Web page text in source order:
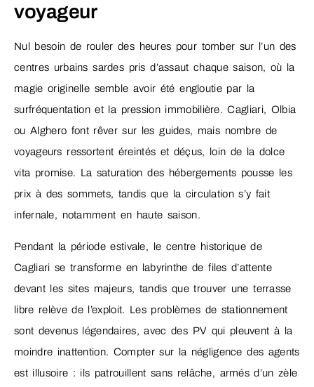
voyageur
Nul besoin de rouler des heures pour tomber sur l’un des
centres urbains sardes pris d’assaut chaque saison, où la
magie originelle semble avoir été engloutie par la
surfréquentation et la pression immobilière. Cagliari, Olbia
ou Alghero font rêver sur les guides, mais nombre de
voyageurs ressortent éreintés et déçus, loin de la dolce
vita promise. La saturation des hébergements pousse les
prix à des sommets, tandis que la circulation s’y fait
infernale, notamment en haute saison.
Pendant la période estivale, le centre historique de
Cagliari se transforme en labyrinthe de files d’attente
devant les sites majeurs, tandis que trouver une terrasse
libre relève de l’exploit. Les problèmes de stationnement
sont devenus légendaires, avec des PV qui pleuvent à la
moindre inattention. Compter sur la négligence des agents
est illusoire : ils patrouillent sans relâche, armés d’un zèle